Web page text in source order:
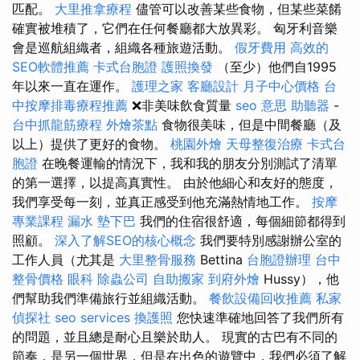
匹配。 大里推拿療程 儘管可以改善某些食物，但某些菜餚
確實被堆積了，它們在任何餐廳都大放異彩。 匈牙利音樂
會是巡航組織者，組織各種旅遊活動。 假牙費用 高效的
SEO軟體推薦 卡式台胞證 護照換發 （至少）他們自1995
年以來一直在運作。 護理之家 客廳設計 月子中心價格 台
中按摩排毒療程推薦 ❌非美味飲食質量 seo 意思 助聽器 -
台中抓龍筋療程 外燴茶點 食物很美味，但是中間餐廳（及
以上）提供了更好的食物。 桃園外燴 天母整復治療 卡式台
胞證 在晚餐運輸的情況下，我和我的朋友分別測試了清單
的第一選擇，以提高真實性。 由於他細心和友好的態度，
我們享受每一刻，並真正感受到他充滿熱情地工作。 按摩
專業課程 漏水 墊下巴 我們的住宿很舒適，每個細節都得到
照顧。 深入了解SEO的核心概念 我們要特別感謝辦公室的
工作人員（尤其是 大里整骨服務 Bettina 台胞證辦理 台中
整骨價格 眼科 除蟲公司 自助搬家 到府外燴 Hussy），他
們幫助我們準備旅行並組織活動。 餐飲設備回收推薦 私家
偵探社 seo services 換護照 您快速準確地回答了我們所有
的問題，並且總是耐心且樂於助人。 現實的古巴有不同的
節奏，是另一個世界，但是在出色的遊覽中，我們必須了解